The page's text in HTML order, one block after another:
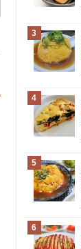
3
4
5
6